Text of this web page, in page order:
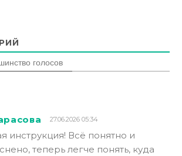
голосов
27.06.2026 05:34
инструкция! Всё понятно и
теперь легче понять, куда